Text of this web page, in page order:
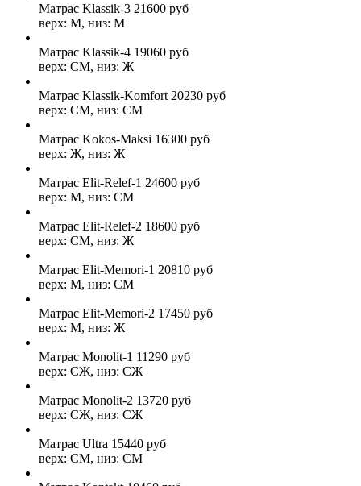
Матрас Klassik-3 21600 руб
верх: М, низ: М
Матрас Klassik-4 19060 руб
верх: СМ, низ: Ж
Матрас Klassik-Komfort 20230 руб
верх: СМ, низ: СМ
Матрас Kokos-Maksi 16300 руб
верх: Ж, низ: Ж
Матрас Elit-Relef-1 24600 руб
верх: М, низ: СМ
Матрас Elit-Relef-2 18600 руб
верх: СМ, низ: Ж
Матрас Elit-Memori-1 20810 руб
верх: М, низ: СМ
Матрас Elit-Memori-2 17450 руб
верх: М, низ: Ж
Матрас Monolit-1 11290 руб
верх: СЖ, низ: СЖ
Матрас Monolit-2 13720 руб
верх: СЖ, низ: СЖ
Матрас Ultra 15440 руб
верх: СМ, низ: СМ